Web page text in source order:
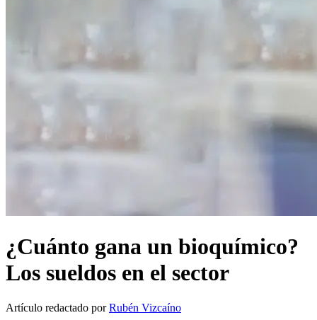
¿Cuánto gana un bioquímico?
Los sueldos en el sector
Artículo redactado porRubén Vizcaíno